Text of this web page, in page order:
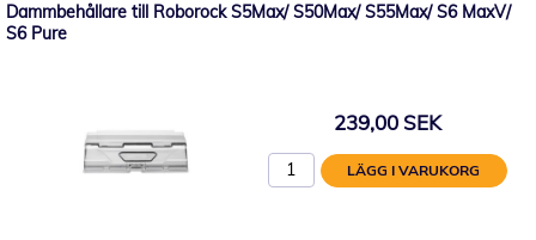
Dammbehållare till Roborock S5Max/ S50Max/ S55Max/ S6 MaxV/
S6 Pure
239,00 SEK
LÄGG I VARUKORG